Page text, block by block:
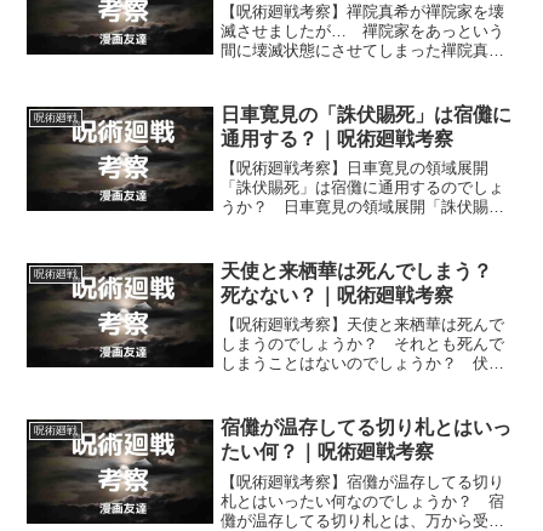
【呪術廻戦考察】禪院真希が禪院家を壊
滅させましたが… 禪院家をあっという
間に壊滅状態にさせてしまった禪院真希
か？
呪術廻戦
日車寛見の「誅伏賜死」は宿儺に
通用する？｜呪術廻戦考察
【呪術廻戦考察】日車寛見の領域展開
「誅伏賜死」は宿儺に通用するのでしょ
うか？ 日車寛見の領域展開「誅伏賜
て考えます。
呪術廻戦
天使と来栖華は死んでしまう？
死なない？｜呪術廻戦考察
【呪術廻戦考察】天使と来栖華は死んで
しまうのでしょうか？ それとも死んで
しまうことはないのでしょうか？ 伏黒
るようですが。
呪術廻戦
宿儺が温存してる切り札とはいっ
たい何？｜呪術廻戦考察
【呪術廻戦考察】宿儺が温存してる切り
札とはいったい何なのでしょうか？ 宿
儺が温存してる切り札とは、万から受け